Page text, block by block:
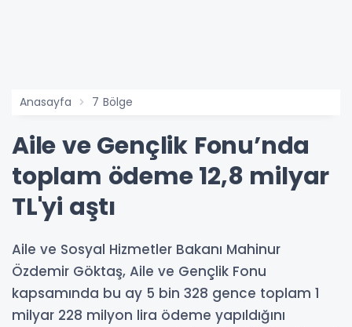
Anasayfa 7 Bölge
Aile ve Gençlik Fonu’nda
toplam ödeme 12,8 milyar
TL'yi aştı
Aile ve Sosyal Hizmetler Bakanı Mahinur
Özdemir Göktaş, Aile ve Gençlik Fonu
kapsamında bu ay 5 bin 328 gence toplam 1
milyar 228 milyon lira ödeme yapıldığını